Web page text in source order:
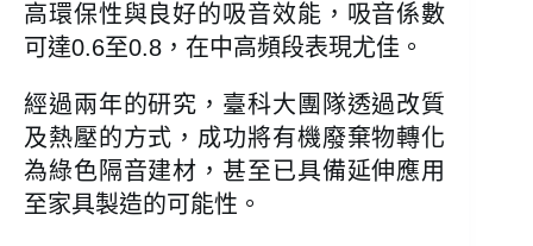
高環保性與良好的吸音效能，吸音係數
可達0.6至0.8，在中高頻段表現尤佳。
經過兩年的研究，臺科大團隊透過改質
及熱壓的方式，成功將有機廢棄物轉化
為綠色隔音建材，甚至已具備延伸應用
至家具製造的可能性。